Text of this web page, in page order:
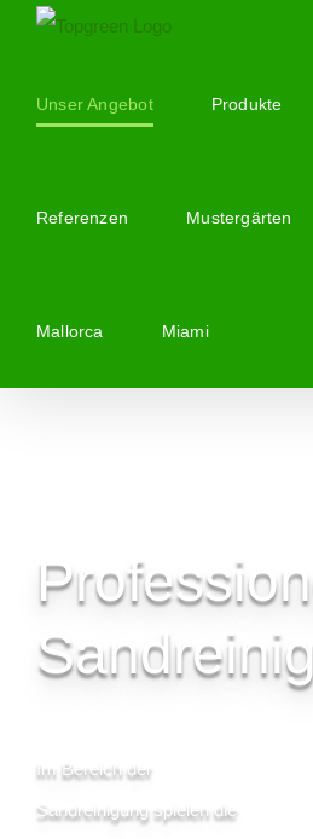
springenUnser Angebot Produkte
Referenzen Mustergärten
Mallorca Miami
Im Bereich der
Sandreinigung spielen die